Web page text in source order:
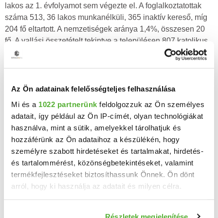
Az Ön adatainak felelősségteljes felhasználása
Mi és a 1022 partnerünk feldolgozzuk az Ön személyes
adatait, így például az Ön IP-címét, olyan technológiákat
használva, mint a sütik, amelyekkel tárolhatjuk és
hozzáférünk az Ön adataihoz a készülékén, hogy
személyre szabott hirdetéseket és tartalmakat, hirdetés-
és tartalommérést, közönségbetekintéseket, valamint
termékfejlesztéseket biztosíthassunk Önnek. Ön dönt
arról, hogy ki használja az adatait és milyen célra.
lakos az 1. évfolyamot sem végezte el. A foglalkoztatottak
száma 513, 36 lakos munkanélküli, 365 inaktív kereső, míg
204 fő eltartott. A nemzetiségek aránya 1,4%, összesen 20
fő. A vallási összetételt tekintve a településen 807 katolikus,
4 református, 16 evangélikus van a településen. 8 lakos más
Babót 1118 lakosából 164 még gyermekkorú, 29120 évesnél
idősebb de 39-nél fiatalabb, 376 40 és 59 év közötti, 225 60-
79 év közötti, 62 80 év feletti lakos.
Kor szerinti
eloszlás
14.7%
33.6%
6%
Iskolázottság
10%
29.7%
25.2%
26.5%
8%
100
150
250
300
Gazdasági
aktivitás
18.2%
250
350
400
450
500
550